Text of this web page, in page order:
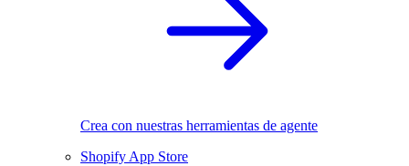
Crea con nuestras herramientas de agente
Shopify App Store